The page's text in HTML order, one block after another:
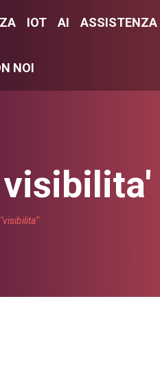
IOT AI ASSISTENZA
NOI
visibilita'
IOT AI ASSISTENZA
NOI